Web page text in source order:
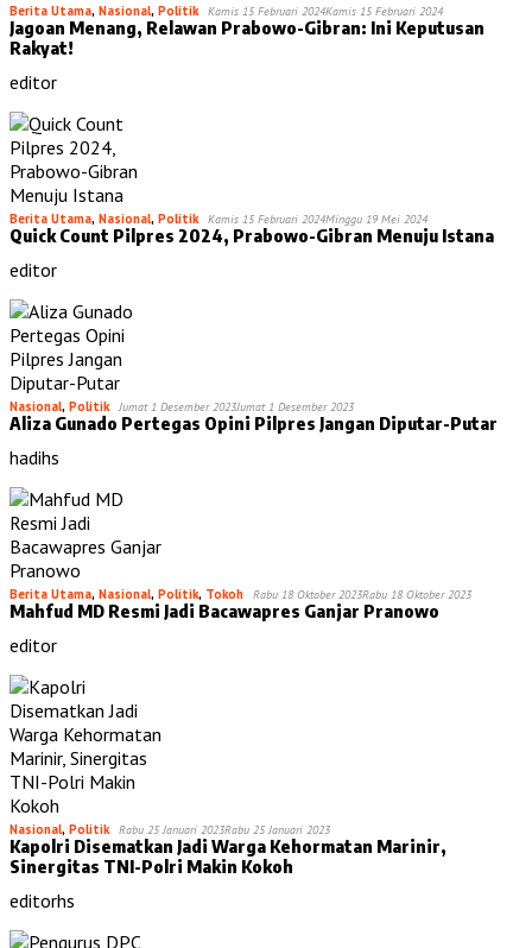
Berita Utama, Nasional, Politik Kamis 15 Februari 2024Kamis 15 Februari 2024
Jagoan Menang, Relawan Prabowo-Gibran: Ini Keputusan
Rakyat!
editor
Berita Utama, Nasional, Politik Kamis 15 Februari 2024Minggu 19 Mei 2024
Quick Count Pilpres 2024, Prabowo-Gibran Menuju Istana
editor
Nasional, Politik Jumat 1 Desember 2023Jumat 1 Desember 2023
Aliza Gunado Pertegas Opini Pilpres Jangan Diputar-Putar
hadihs
Berita Utama, Nasional, Politik, Tokoh Rabu 18 Oktober 2023Rabu 18 Oktober 2023
Mahfud MD Resmi Jadi Bacawapres Ganjar Pranowo
editor
Nasional, Politik Rabu 25 Januari 2023Rabu 25 Januari 2023
Kapolri Disematkan Jadi Warga Kehormatan Marinir,
Sinergitas TNI-Polri Makin Kokoh
editorhs